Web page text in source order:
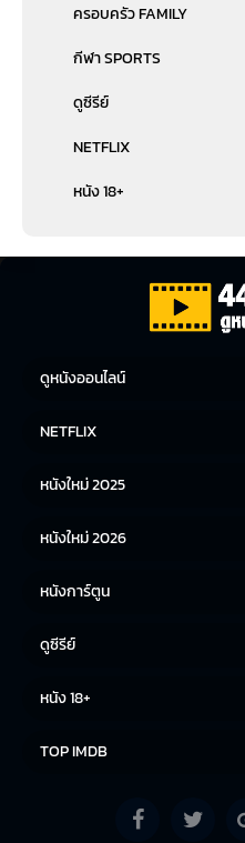
ครอบครัว FAMILY
กีฬา SPORTS
ดูซีรีย์
NETFLIX
หนัง 18+
ดูหนังออนไลน์
หนังญี่ปุ่น
NETFLIX
หนังใหม่ 2025
หนังใหม่ 2026
หนังการ์ตูน
ดูซีรีย์
หนัง 18+
TOP IMDB